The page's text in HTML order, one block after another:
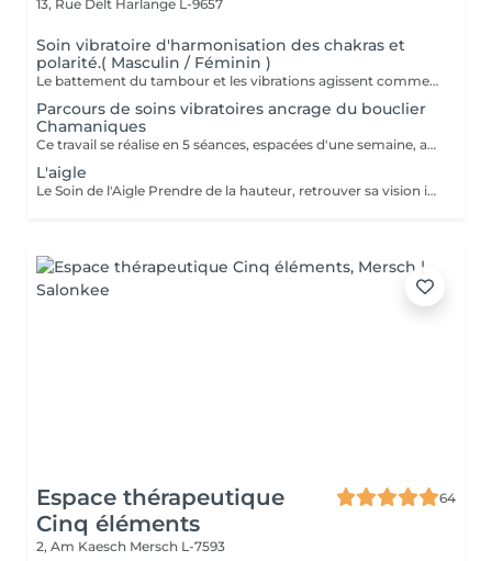
13, Rue Delt Harlange L-9657
Soin vibratoire d'harmonisation des chakras et
polarité.( Masculin / Féminin )
Le battement du tambour et les vibrations agissent comme un rappel pour le corps et l'esprit. Ils viennent libérer ce qui est figé, remettre l'énergie en mouvement et réaligner vos chakras. Allongé(e) dans un espace sécurisé, vous vous laissez porter par la vibration. Peu à peu, le mental se calme, le corps se relâche et l'énergie retrouve son équilibre. Un moment profond pour se recentrer, se réaligner et retrouver sa propre vibration. Réservez votre soin et laissez la vibration du tambour vous guider.
Parcours de soins vibratoires ancrage du bouclier
Chamaniques
Ce travail se réalise en 5 séances, espacées d'une semaine, afin de laisser le temps à chaque énergie alliée d'agir en profondeur. À chaque rencontre, la vibration du tambour vient harmoniser votre bouclier Chamaniques, libérer ce qui entrave votre chemin et réveiller vos forces intérieures. Au fil des séances, vous vous reconnectez à vos alliés spirituels, ces présences qui accompagnent votre évolution et peuvent vous guider au quotidien. À l'issue de ce parcours, un bouclier de protection énergétique est mis en place afin de stabiliser le travail réalisé et vous replacer au centre de votre création, de votre vie. Vous repartez aligné(e), centré(e) dans vos énergies et pleinement relié(e) à votre pouvoir de création. Un chemin vibratoire puissant pour celles et ceux qui ressentent l'appel du tambour.
L'aigle
Le Soin de l'Aigle Prendre de la hauteur, retrouver sa vision intérieure Le soin de l'Aigle est une expérience profonde, un véritable voyage intérieur mêlant vibrations, guidance et méditation. C'est un moment sacré que vous vous offrez pour vous reconnecter à votre essence et observer votre vie avec un regard nouveau. La médecine de l'Aigle en chamanisme L'Aigle est un symbole puissant de clairvoyance, de liberté et d'élévation. Il nous invite à nous élever au-dessus des blocages du quotidien, à prendre du recul pour mieux comprendre les situations qui nous freinent. Sa médecine agit sur la vision : voir plus loin, voir autrement, voir juste. Pendant le soin, vous êtes guidé(e) pour lâcher le mental, ouvrir votre perception et accueillir des prises de conscience profondes. Les bienfaits à long terme Libération des blocages émotionnels et énergétiques Clarté dans vos choix et vos directions de vie Reconnexion à votre intuition Apaisement intérieur durable Sentiment de légèreté et de liberté retrouvée Ce soin ne fait pas que soulager sur l'instant il s'ancre en vous et continue de travailler dans les jours et semaines qui suivent. Offrez-vous ce moment hors du temps Si vous ressentez le besoin de comprendre, de vous libérer et d'avancer avec plus de clarté, le soin de l'Aigle est une invitation à vous élever. Réservez votre séance et laissez-vous porter par la médecine de l'Aigle.
Espace thérapeutique
Cinq éléments
64
2, Am Kaesch Mersch L-7593